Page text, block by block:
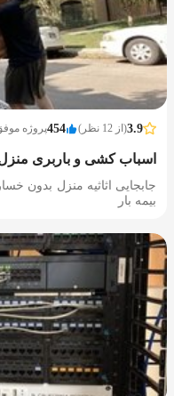
3.9(از 12 نظر) 454پروژه
اسباب کشی و باربری
جابجایی اثاثیه منزل بدون
بیمه بار